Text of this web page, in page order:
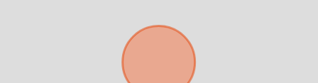
Continuar por WhatsApp